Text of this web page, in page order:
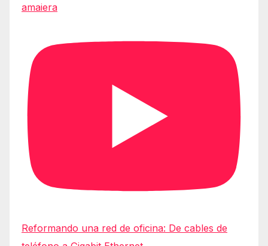
amaiera
Reformando una red de oficina: De cables de